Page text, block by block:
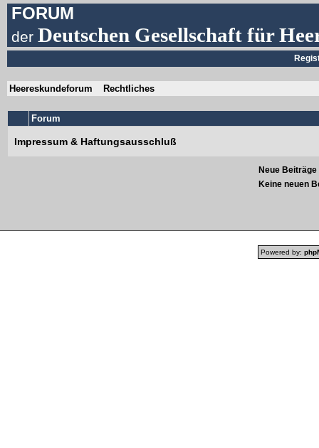
FORUM
derDeutschen Gesellschaft für
Heereskundeforum Rechtliches
Forum
Impressum & Haftungsausschluß
Neue Beiträge
Keine neuen
Powered by: